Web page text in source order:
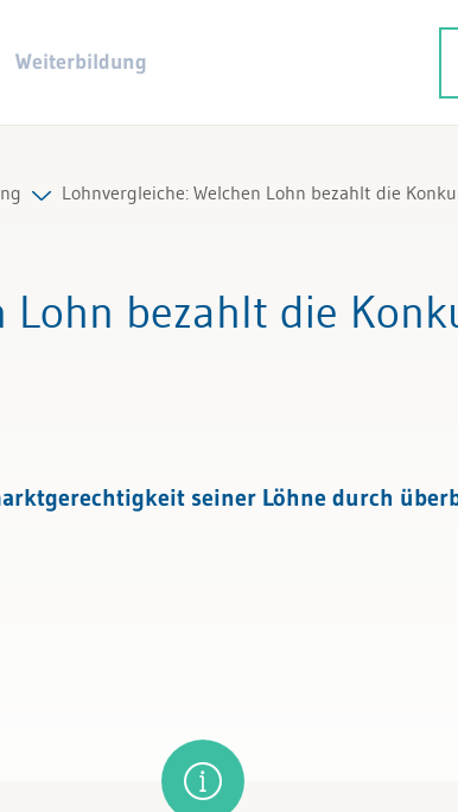
Weiterbildung
Lohnvergleiche: Welchen Lohn bezahlt die
Lohn bezahlt die
seiner Löhne durch